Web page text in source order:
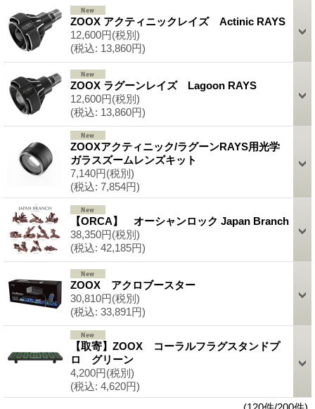
ZOOX アクティニックレイズ Actinic RAYS
12,600円(税別)
(税込: 13,860円)
ZOOX ラグーンレイズ Lagoon RAYS
12,600円(税別)
(税込: 13,860円)
ZOOXアクティニック/ラグーンRAYS用光学
ガラスズームレンズキット
7,140円(税別)
(税込: 7,854円)
【ORCA】 オーシャンロック Japan Branch
38,350円(税別)
(税込: 42,185円)
ZOOX アクロブースター
30,810円(税別)
(税込: 33,891円)
【取寄】ZOOX コーラルフラグスタンドプ
ロ グリーン
4,200円(税別)
(税込: 4,620円)